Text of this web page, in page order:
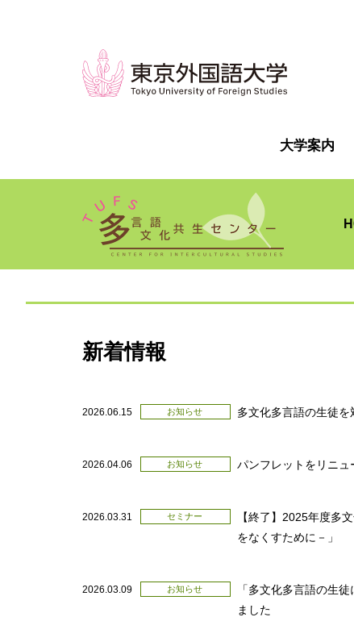
大学案内
新着情報
2026.06.15 お知らせ 多文化多言語の生徒
2026.04.06 お知らせ パンフレットをリニュ
2026.03.31 セミナー
【終了】2025年度多
をなくすために－」
2026.03.09 お知らせ
「多文化多言語の生
ました